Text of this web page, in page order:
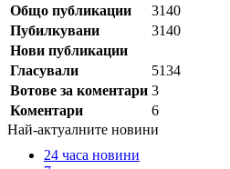
Общо публикации
3140
Пубилкувани
3140
Нови публикации
Гласували
5134
Вотове за коментари 3
Коментари
6
Най-актуалните новини
24 часа новини